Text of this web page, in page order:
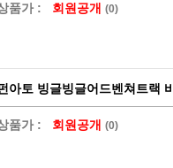
품가 : 회원공개 (0)
아토 빙글빙글어드벤쳐트랙
품가 : 회원공개 (0)